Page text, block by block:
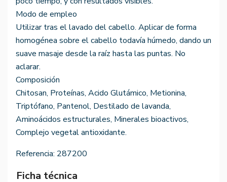
Modo de empleo
Utilizar tras el lavado del cabello. Aplicar de forma
homogénea sobre el cabello todavía húmedo, dando un
suave masaje desde la raíz hasta las puntas. No
aclarar.
Composición
Chitosan, Proteínas, Acido Glutámico, Metionina,
Triptófano, Pantenol, Destilado de lavanda,
Aminoácidos estructurales, Minerales bioactivos,
Complejo vegetal antioxidante.
Referencia: 287200
Ficha técnica